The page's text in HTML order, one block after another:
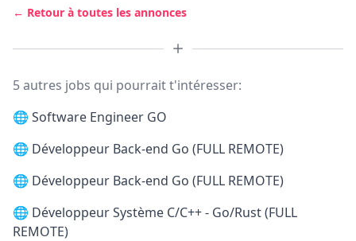
← Retour à toutes les annonces
5 autres jobs qui pourrait t'intéresser:
🌐 Software Engineer GO
🌐 Développeur Back-end Go (FULL REMOTE)
🌐 Développeur Back-end Go (FULL REMOTE)
🌐 Développeur Système C/C++ - Go/Rust (FULL
REMOTE)